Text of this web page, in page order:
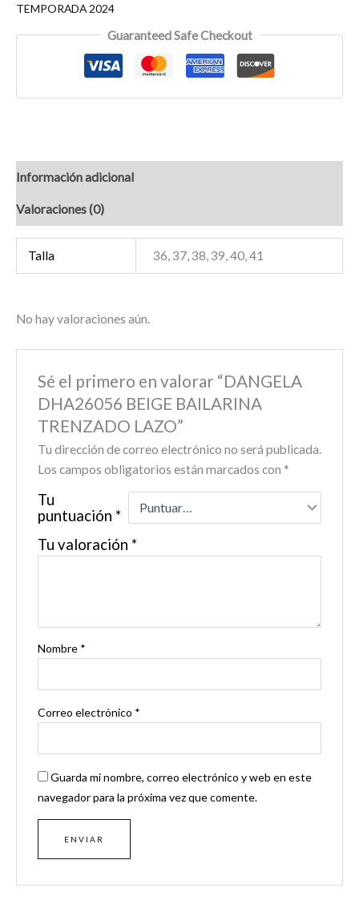
TEMPORADA 2024
Guaranteed Safe Checkout
Información adicional
Valoraciones (0)
Talla 36, 37, 38, 39, 40, 41
No hay valoraciones aún.
Sé el primero en valorar “DANGELA
DHA26056 BEIGE BAILARINA
TRENZADO LAZO”
Tu dirección de correo electrónico no será publicada.
Los campos obligatorios están marcados con *
Tu
puntuación *
Tu valoración *
Nombre *
Correo electrónico *
Guarda mi nombre, correo electrónico y web en este
navegador para la próxima vez que comente.